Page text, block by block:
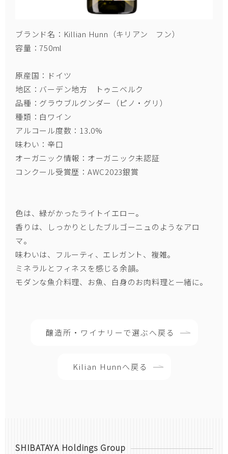
ブランド名：Killian Hunn（キリアン フン）
容量：750ml
原産国：ドイツ
地区：バーデン地方 トゥニベルク
品種：グラウブルグンダー（ピノ・グリ）
種類：白ワイン
アルコール度数：13.0%
味わい：辛口
オーガニック情報：オーガニック未認証
コンクール受賞歴：AWC2023銀賞
色は、緑がかったライトイエロー。
香りは、しっかりとしたブルゴーニュのようなアロ
マ。
味わいは、フルーティ、エレガント、複雑。
ミネラルとフィネスを感じる余韻。
モダンな魚介料理、お魚、白身のお肉料理と一緒に。
醸造所・ワイナリーで選ぶへ戻る
Kilian Hunnへ戻る
SHIBATAYA Holdings Group